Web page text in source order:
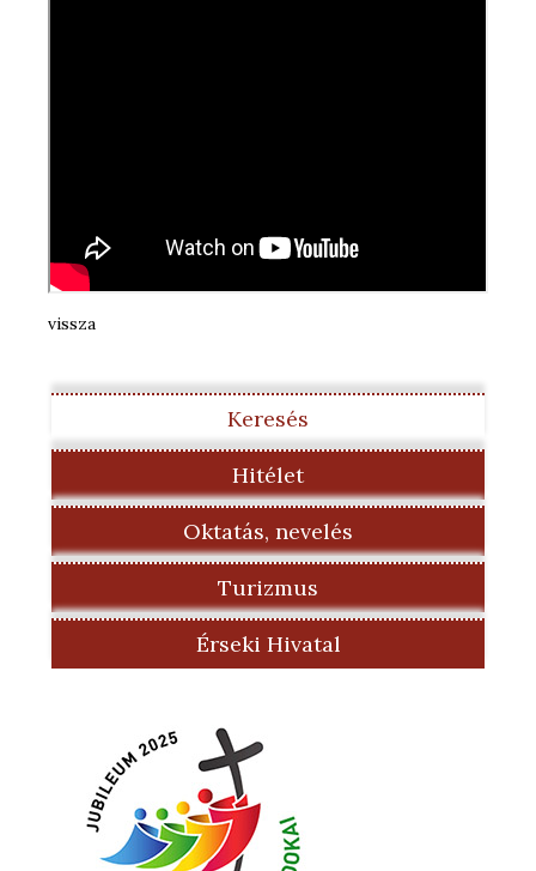
vissza
Keresés
Hitélet
Oktatás, nevelés
Turizmus
Érseki Hivatal